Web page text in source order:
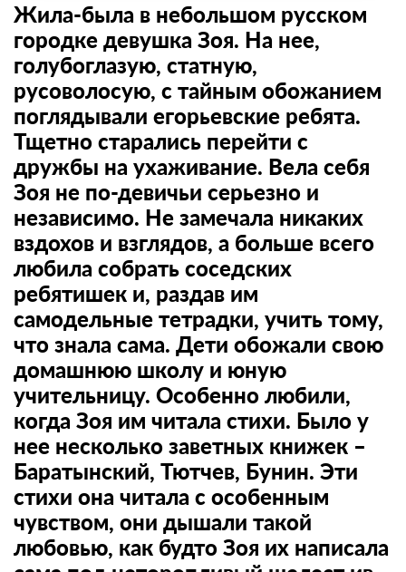
Жила-была в небольшом русском
городке девушка Зоя. На нее,
голубоглазую, статную,
русоволосую, с тайным обожанием
поглядывали егорьевские ребята.
Тщетно старались перейти с
дружбы на ухаживание. Вела себя
Зоя не по-девичьи серьезно и
независимо. Не замечала никаких
вздохов и взглядов, а больше всего
любила собрать соседских
ребятишек и, раздав им
самодельные тетрадки, учить тому,
что знала сама. Дети обожали свою
домашнюю школу и юную
учительницу. Особенно любили,
когда Зоя им читала стихи. Было у
нее несколько заветных книжек –
Баратынский, Тютчев, Бунин. Эти
стихи она читала с особенным
чувством, они дышали такой
любовью, как будто Зоя их написала